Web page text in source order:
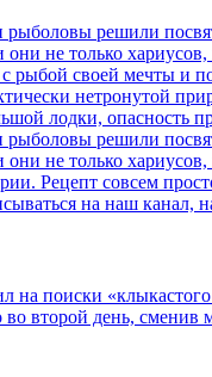
решили
они не только
рыбой своей мечты и
нетронутой
лодки, опасность
решили
они не только
Рецепт совсем
на наш канал,
на поиски
во второй день,